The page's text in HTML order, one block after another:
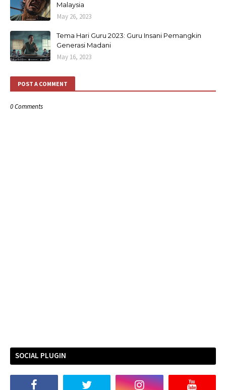
Malaysia
May 26, 2023
Tema Hari Guru 2023: Guru Insani Pemangkin
Generasi Madani
May 16, 2023
POST A COMMENT
0 Comments
SOCIAL PLUGIN